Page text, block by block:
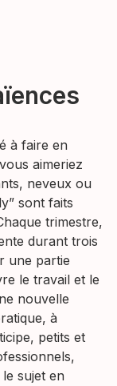
à faire en
aimeriez
neveux ou
sont faits
trimestre,
durant trois
une partie
le travail et le
nouvelle
à
petits et
sujet en